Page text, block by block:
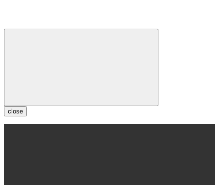
close